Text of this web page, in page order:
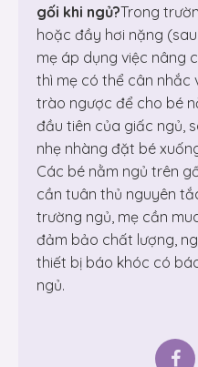
gối khi ngủ?Trong
hoặc đầy hơi nặng
mẹ áp dụng việc nâng
thì mẹ có thể cân nhắc
trào ngược để cho bé
đầu tiên của giấc ngủ,
nhẹ nhàng đặt bé
Các bé nằm ngủ trên
cần tuân thủ nguyên
trường ngủ, mẹ cần
đảm bảo chất lượng,
thiết bị báo khóc có
ngủ.